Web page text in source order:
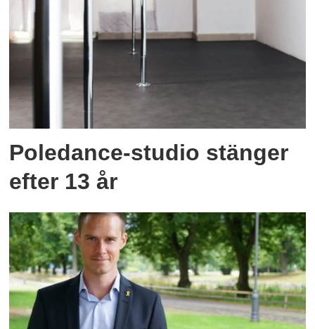
Poledance-studio stänger
efter 13 år